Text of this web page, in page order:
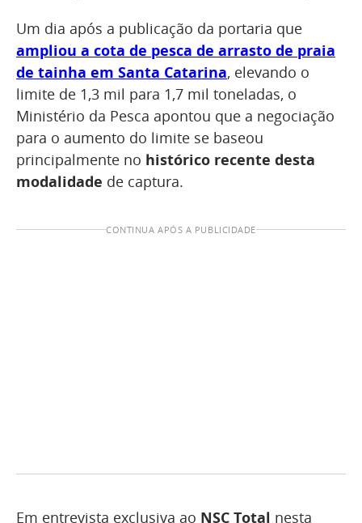
Um dia após a publicação da portaria que
ampliou a cota de pesca de arrasto de praia
de tainha em Santa Catarina, elevando o
limite de 1,3 mil para 1,7 mil toneladas, o
Ministério da Pesca apontou que a negociação
para o aumento do limite se baseou
principalmente no histórico recente desta
modalidade de captura.
CONTINUA APÓS A PUBLICIDADE
Em entrevista exclusiva ao NSC Total nesta